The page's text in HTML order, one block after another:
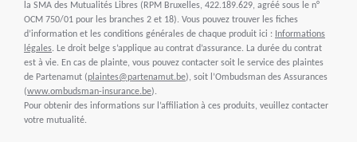
la SMA des Mutualités Libres (RPM Bruxelles, 422.189.629, agréé sous le n°
OCM 750/01 pour les branches 2 et 18). Vous pouvez trouver les fiches
d’information et les conditions générales de chaque produit ici : Informations
légales. Le droit belge s’applique au contrat d’assurance. La durée du contrat
est à vie. En cas de plainte, vous pouvez contacter soit le service des plaintes
de Partenamut (plaintes@partenamut.be), soit l’Ombudsman des Assurances
(www.ombudsman-insurance.be).
Pour obtenir des informations sur l’affiliation à ces produits, veuillez contacter
votre mutualité.